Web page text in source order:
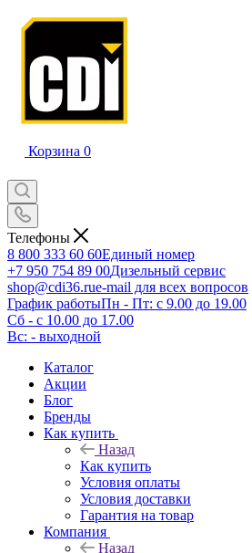
Корзина 0
Телефоны
8 800 333 60 60Единый номер
+7 950 754 89 00Дизельный сервис
shop@cdi36.rue-mail для всех вопросов
График работыПн - Пт: с 9.00 до 19.00
Сб - с 10.00 до 17.00
Вс: - выходной
Каталог
Акции
Блог
Бренды
Как купить
Назад
Как купить
Условия оплаты
Условия доставки
Гарантия на товар
Компания
Назад